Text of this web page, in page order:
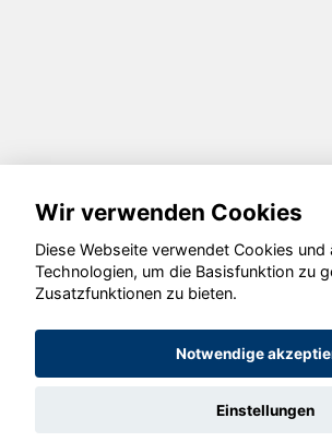
Wir verwenden Cookies
Diese Webseite verwendet Cookies und
Technologien, um die Basisfunktion zu
Zusatzfunktionen zu bieten.
Notwendige
Einstellungen